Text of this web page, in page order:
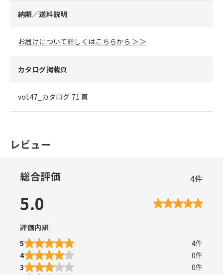
納期／送料説明
お届けについて詳しくはこちらから ＞＞
カタログ掲載頁
vol.47_カタログ 71 頁
レビュー
総合評価 4件
5.0
評価内訳
5
4件
4
0件
3
0件